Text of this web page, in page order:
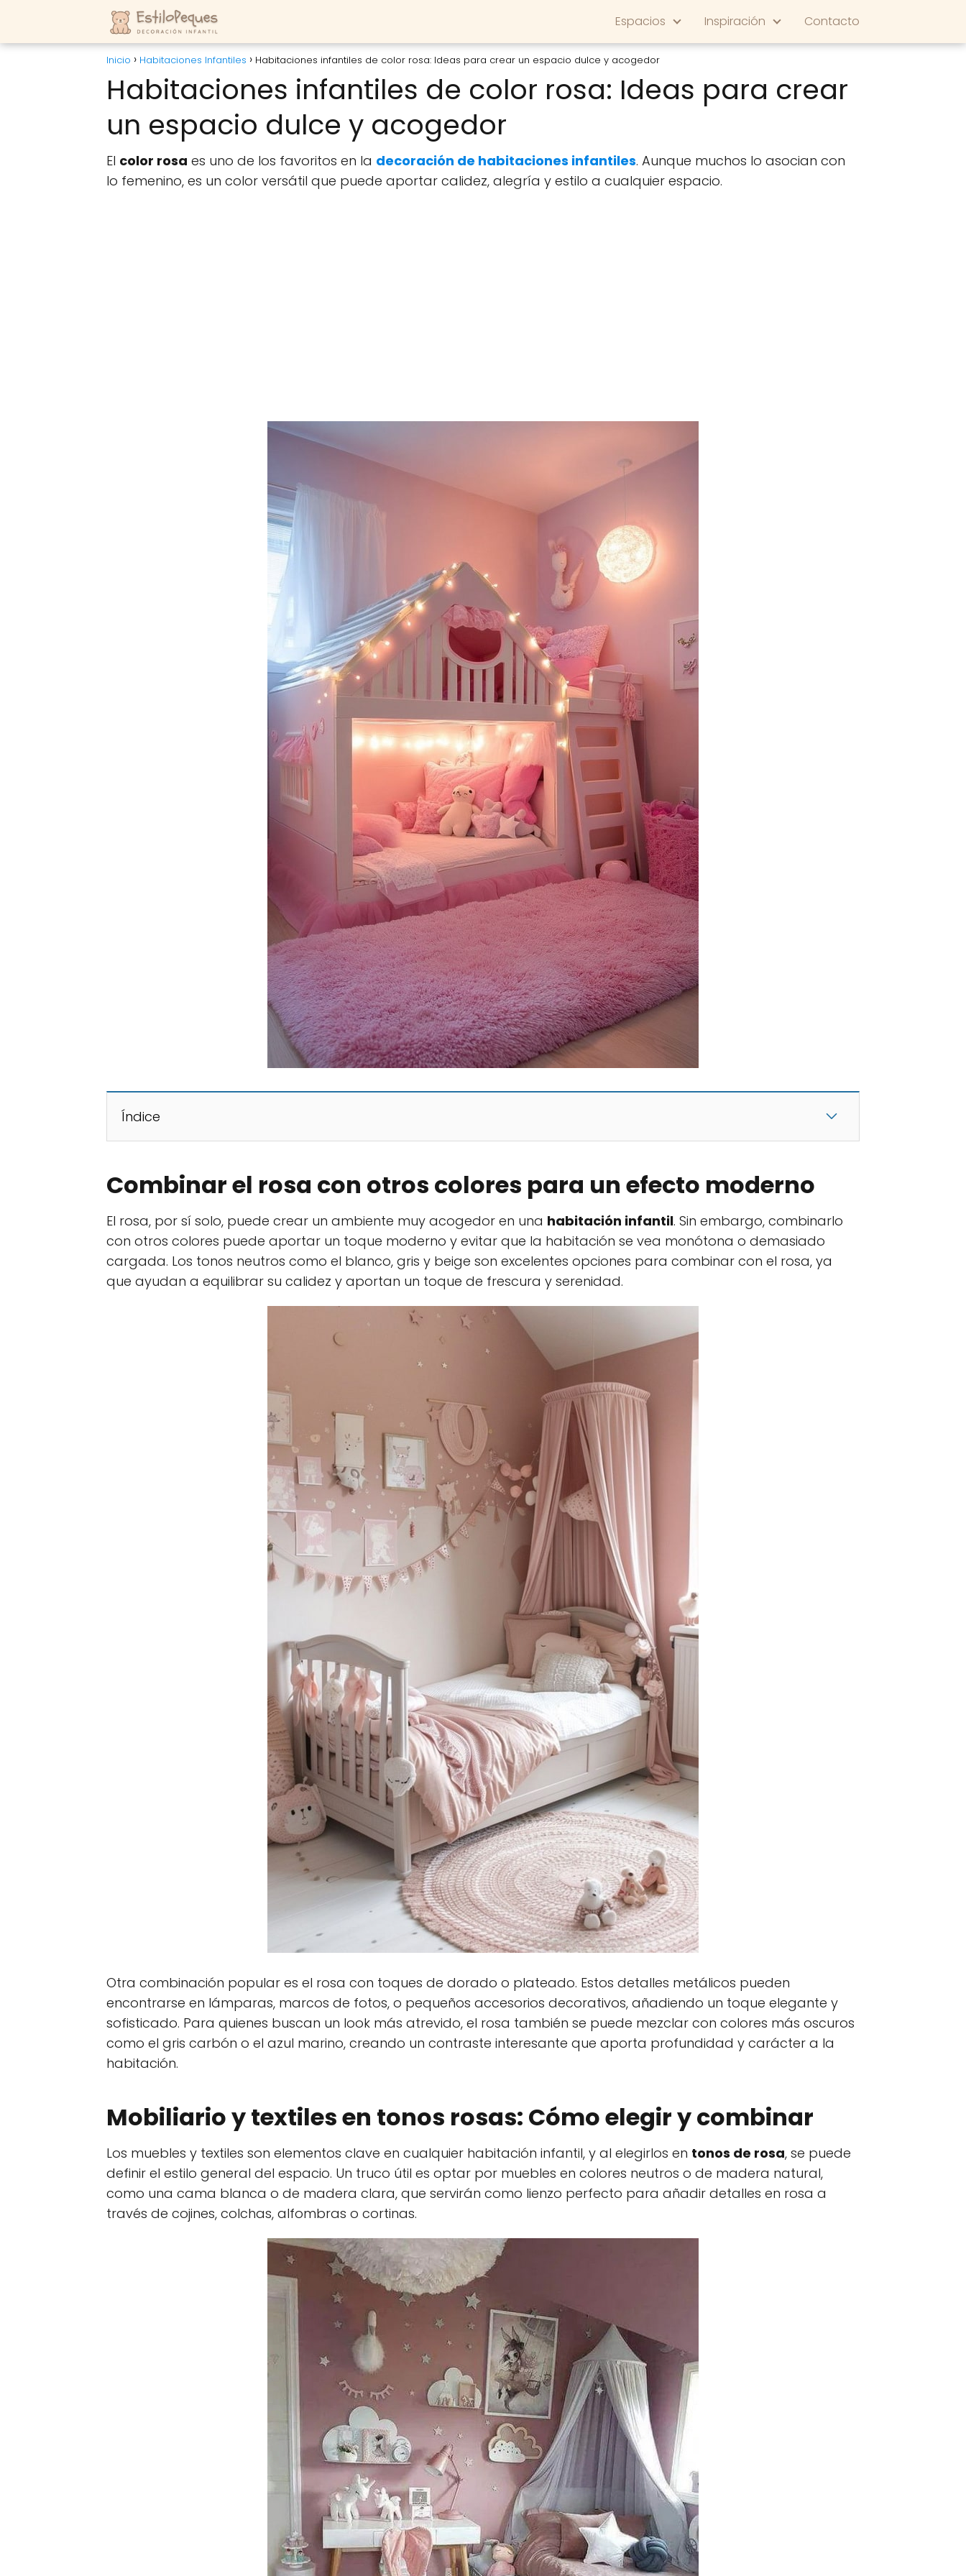
Espacios Inspiración Contacto
Inicio Habitaciones Infantiles Habitaciones infantiles de color rosa: Ideas para crear un espacio dulce y acogedor
Habitaciones infantiles de color rosa: Ideas para crear
un espacio dulce y acogedor
El color rosa es uno de los favoritos en la decoración de habitaciones infantiles. Aunque muchos lo asocian con
lo femenino, es un color versátil que puede aportar calidez, alegría y estilo a cualquier espacio.
Índice
Combinar el rosa con otros colores para un efecto moderno
El rosa, por sí solo, puede crear un ambiente muy acogedor en una habitación infantil. Sin embargo, combinarlo
con otros colores puede aportar un toque moderno y evitar que la habitación se vea monótona o demasiado
cargada. Los tonos neutros como el blanco, gris y beige son excelentes opciones para combinar con el rosa, ya
que ayudan a equilibrar su calidez y aportan un toque de frescura y serenidad.
Otra combinación popular es el rosa con toques de dorado o plateado. Estos detalles metálicos pueden
encontrarse en lámparas, marcos de fotos, o pequeños accesorios decorativos, añadiendo un toque elegante y
sofisticado. Para quienes buscan un look más atrevido, el rosa también se puede mezclar con colores más oscuros
como el gris carbón o el azul marino, creando un contraste interesante que aporta profundidad y carácter a la
habitación.
Mobiliario y textiles en tonos rosas: Cómo elegir y combinar
Los muebles y textiles son elementos clave en cualquier habitación infantil, y al elegirlos en tonos de rosa, se puede
definir el estilo general del espacio. Un truco útil es optar por muebles en colores neutros o de madera natural,
como una cama blanca o de madera clara, que servirán como lienzo perfecto para añadir detalles en rosa a
través de cojines, colchas, alfombras o cortinas.